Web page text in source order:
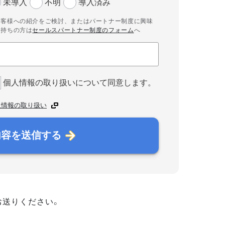
未導入 不明 導入済み
様への紹介をご検討、またはパートナー制度に興味
ちの方はセールスパートナー制度のフォームへ
個人情報の取り扱いについて同意します。
報の取り扱い
を送信する
りください。